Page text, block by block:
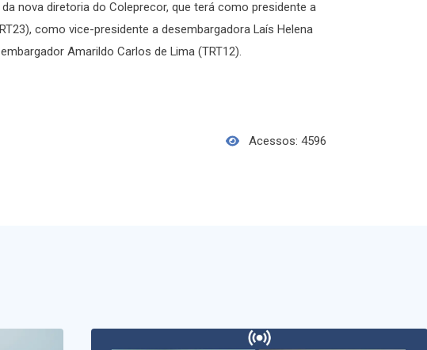
nova diretoria do Coleprecor, que terá como presidente a
como vice-presidente a desembargadora Laís Helena
Amarildo Carlos de Lima (TRT12).
Acessos: 4596